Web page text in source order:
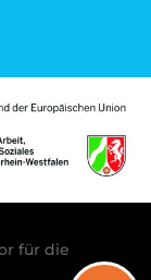
für die